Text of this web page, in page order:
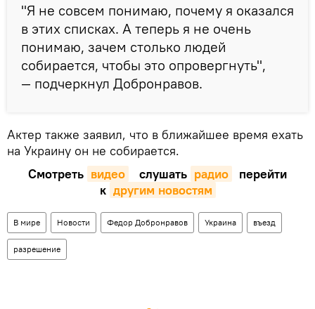
"Я не совсем понимаю, почему я оказался
в этих списках. А теперь я не очень
понимаю, зачем столько людей
собирается, чтобы это опровергнуть",
— подчеркнул Добронравов.
Актер также заявил, что в ближайшее время ехать
на Украину он не собирается.
Смотреть видео слушать радио
перейти
к другим новостям
В мире Новости Федор Добронравов Украина въезд
разрешение